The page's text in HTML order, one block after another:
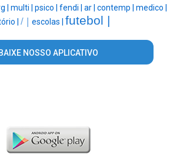
| multi | psico | fendi | ar | contemp | medico |
| / | escolas | futebol |
BAIXE NOSSO APLICATIVO